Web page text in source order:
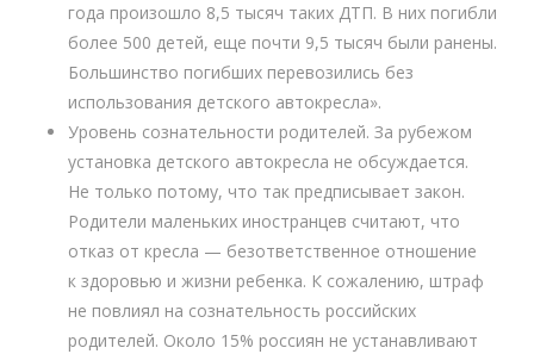
года произошло 8,5 тысяч таких ДТП. В них погибли
более 500 детей, еще почти 9,5 тысяч были ранены.
Большинство погибших перевозились без
использования детского автокресла».
Уровень сознательности родителей. За рубежом
установка детского автокресла не обсуждается.
Не только потому, что так предписывает закон.
Родители маленьких иностранцев считают, что
отказ от кресла — безответственное отношение
к здоровью и жизни ребенка. К сожалению, штраф
не повлиял на сознательность российских
родителей. Около 15% россиян не устанавливают